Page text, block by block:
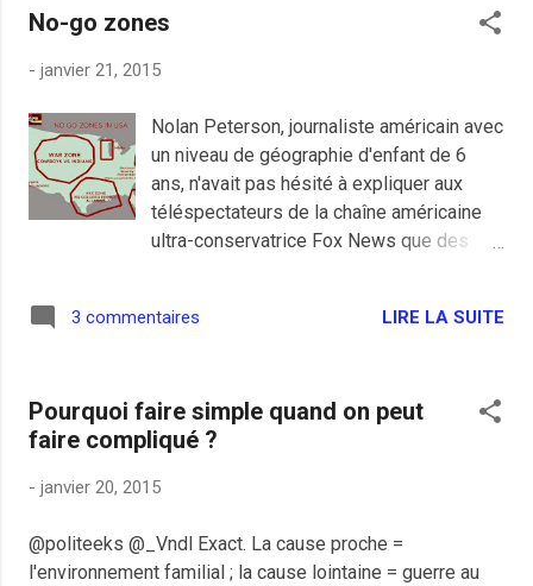
No-go zones
- janvier 21, 2015
Nolan Peterson, journaliste américain avec
un niveau de géographie d'enfant de 6
ans, n'avait pas hésité à expliquer aux
téléspectateurs de la chaîne américaine
ultra-conservatrice Fox News que des
dernier, il a tenté de s'excuser et de
cause d'abus de drogue et de visionnage
de film avec Vin Diesel. De toutes façons
mieux et on emmerde Rupert Murdoch,
3 commentaires LIRE LA SUITE
Pourquoi faire simple quand on peut
faire compliqué ?
- janvier 20, 2015
@politeeks @_Vndl Exact. La cause proche =
l'environnement familial ; la cause lointaine = guerre au